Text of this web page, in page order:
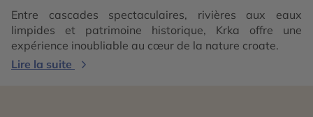
Entre cascades spectaculaires, rivières aux eaux
limpides et patrimoine historique, Krka offre une
expérience inoubliable au cœur de la nature croate.
Lire la suite